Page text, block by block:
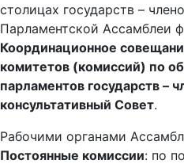
столицах государств –
Парламентской Ассамблеи
Координационное
комитетов (комиссий) по
парламентов государств –
консультативный Совет.
Рабочими органами
Постоянные комиссии: по